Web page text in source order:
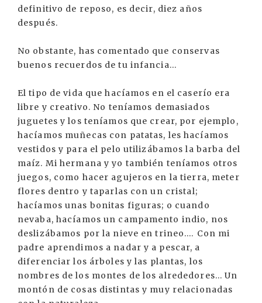
definitivo de reposo, es decir, diez años
después.
No obstante, has comentado que conservas
buenos recuerdos de tu infancia...
El tipo de vida que hacíamos en el caserío era
libre y creativo. No teníamos demasiados
juguetes y los teníamos que crear, por ejemplo,
hacíamos muñecas con patatas, les hacíamos
vestidos y para el pelo utilizábamos la barba del
maíz. Mi hermana y yo también teníamos otros
juegos, como hacer agujeros en la tierra, meter
flores dentro y taparlas con un cristal;
hacíamos unas bonitas figuras; o cuando
nevaba, hacíamos un campamento indio, nos
deslizábamos por la nieve en trineo.… Con mi
padre aprendimos a nadar y a pescar, a
diferenciar los árboles y las plantas, los
nombres de los montes de los alrededores... Un
montón de cosas distintas y muy relacionadas